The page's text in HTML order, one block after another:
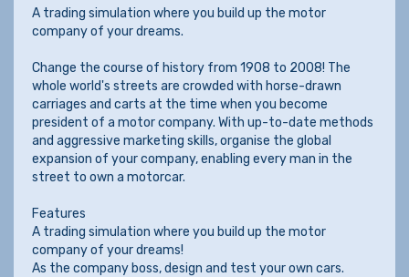
A trading simulation where you build up the motor
company of your dreams.
Change the course of history from 1908 to 2008! The
whole world's streets are crowded with horse-drawn
carriages and carts at the time when you become
president of a motor company. With up-to-date methods
and aggressive marketing skills, organise the global
expansion of your company, enabling every man in the
street to own a motorcar.
Features
A trading simulation where you build up the motor
company of your dreams!
As the company boss, design and test your own cars.